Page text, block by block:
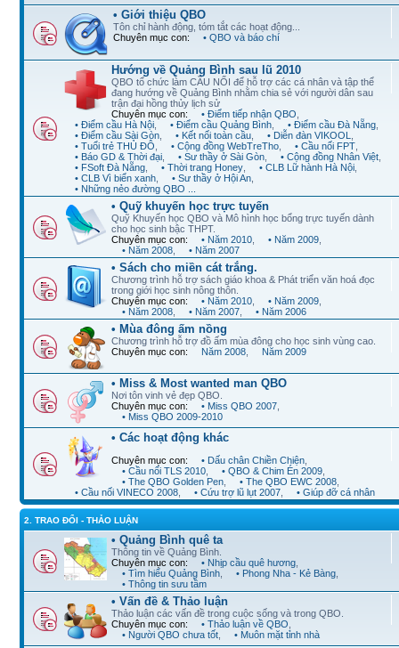
• Giới thiệu QBO
Tôn chỉ hành động, tóm tắt các hoạt động...
Chuyên mục con:
• QBO và báo chí
Hướng về Quảng Bình sau lũ 2010
QBO tổ chức làm CẦU NỐI để hỗ trợ các cá nhân và tập thể
đang hướng về Quảng Bình nhằm chia sẻ với người dân sau
trận đại hồng thủy lịch sử
Chuyên mục con:
• Điểm tiếp nhận QBO
• Điểm cầu Hà Nội
• Điểm cầu Quảng Bình • Điểm cầu Đà Nẵng
• Điểm cầu Sài Gòn
• Kết nối toàn cầu • Diễn đàn VIKOOL
• Tuổi trẻ THỦ ĐÔ
• Cộng đồng WebTreTho • Cầu nối FPT
• Báo GD & Thời đại
• Sư thầy ở Sài Gòn • Cộng đồng Nhân Việt
• FSoft Đà Nẵng
• Thời trang Honey • CLB Lữ hành Hà Nội
• CLB Vì biển xanh
• Sư thầy ở Hội An
• Những nẻo đường QBO ...
• Quỹ khuyến học trực tuyến
Quỹ Khuyến học QBO và Mô hình học bổng trực tuyến dành
cho học sinh bậc THPT.
Chuyên mục con:
• Năm 2010 • Năm 2009
• Năm 2008
• Năm 2007
• Sách cho miền cát trắng.
Chương trình hỗ trợ sách giáo khoa & Phát triển văn hoá đọc
trong giới học sinh nông thôn.
Chuyên mục con:
• Năm 2010 • Năm 2009
• Năm 2008
• Năm 2007 • Năm 2006
• Mùa đông ấm nồng
Chương trình hỗ trợ đồ ấm mùa đông cho học sinh vùng cao.
Chuyên mục con:
Năm 2008 Năm 2009
• Miss & Most wanted man QBO
Nơi tôn vinh vẻ đẹp QBO.
Chuyên mục con:
• Miss QBO 2007
• Miss QBO 2009-2010
• Các hoạt động khác
Chuyên mục con: • Dấu chân Chiền Chiện
• Cầu nối TLS 2010
• QBO & Chim Én 2009
• The QBO Golden Pen
• The QBO EWC 2008
• Cầu nối VINECO 2008
• Cứu trợ lũ lụt 2007 • Giúp đỡ cá nhân
2. TRAO ĐỔI - THẢO LUẬN
• Quảng Bình quê ta
Thông tin về Quảng Bình.
Chuyên mục con:
• Nhịp cầu quê hương
• Tìm hiểu Quảng Bình
• Phong Nha - Kẻ Bàng
• Thông tin sưu tầm
• Vấn đề & Thảo luận
Thảo luận các vấn đề trong cuộc sống và trong QBO.
Chuyên mục con:
• Thảo luận về QBO
• Người QBO chưa tốt
• Muôn mặt tỉnh nhà